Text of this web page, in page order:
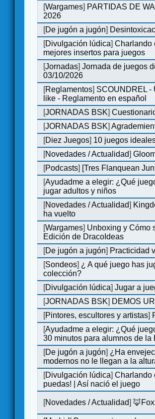
[Wargames] PARTIDAS DE
2026
[De jugón a jugón]
[Divulgación lúdica]Charlando
mejores insertos para juegos
[Jornadas]Jornada de juegos
03/10/2026
[Reglamentos] SCOUNDREL -
like - Reglamento en español
[JORNADAS BSK]
[JORNADAS BSK]
[Diez Juegos] 10 juegos
[Novedades / Actualidad]
[Podcasts] [Tres Flanquean
[Ayudadme a elegir: ¿Qué
jugar adultos y niños
[Novedades / Actualidad]
ha vuelto
[Wargames] Unboxing y Cómo
Edición de DracoIdeas
[De jugón a jugón] Practicidad
[Sondeos] ¿ A qué juego has
colección?
[Divulgación lúdica]Jugar a
[JORNADAS BSK] DEMOS
[Pintores, escultores y artistas]
[Ayudadme a elegir: ¿Qué
30 minutos para alumnos de la
[De jugón a jugón] ¿Ha
modernos no le llegan a la
[Divulgación lúdica]Charlando
puedas! | Así nació el juego
[Novedades / Actualidad]